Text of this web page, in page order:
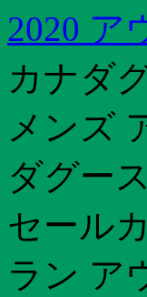
2020 ア
カナダ
メンズ
ダグー
セール
ラン ア